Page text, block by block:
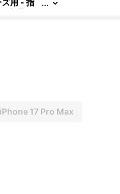
用 - 指
気泡な
久性のある
iPhone 17 Pro Max